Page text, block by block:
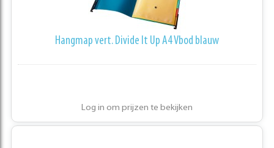
Hangmap vert. Divide It Up A4 Vbod blauw
Log in om prijzen te bekijken